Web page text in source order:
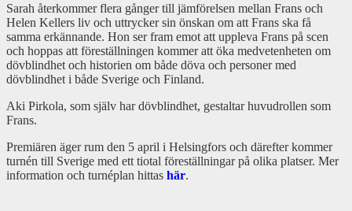
Sarah återkommer flera gånger till jämförelsen mellan Frans och
Helen Kellers liv och uttrycker sin önskan om att Frans ska få
samma erkännande. Hon ser fram emot att uppleva Frans på scen
och hoppas att föreställningen kommer att öka medvetenheten om
dövblindhet och historien om både döva och personer med
dövblindhet i både Sverige och Finland.
Aki Pirkola, som själv har dövblindhet, gestaltar huvudrollen som
Frans.
Premiären äger rum den 5 april i Helsingfors och därefter kommer
turnén till Sverige med ett tiotal föreställningar på olika platser. Mer
information och turnéplan hittas här.